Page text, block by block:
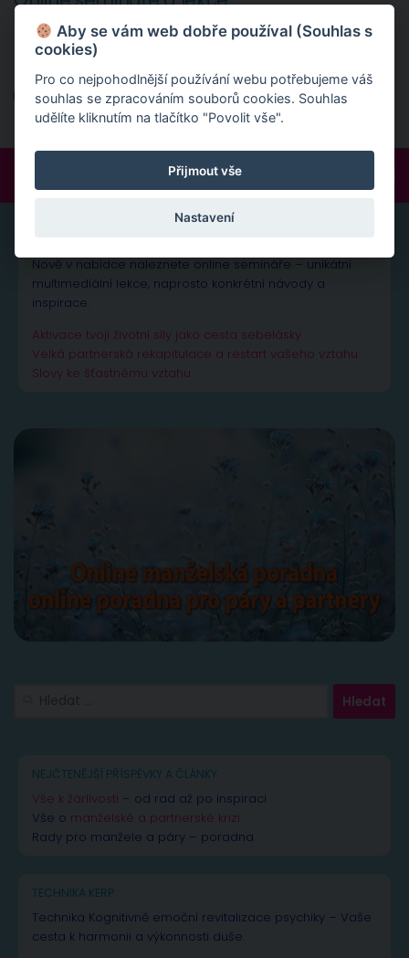
Nově v nabídce naleznete online semináře - unikátní
multimediální lekce.
Online semináře
Nově v nabídce naleznete online semináře – unikátní
multimediální lekce, naprosto konkrétní návody a
inspirace.
Aktivace tvojí životní síly jako cesta sebelásky
Velká partnerská rekapitulace a restart vašeho vztahu
Slovy ke šťastnému vztahu
NEJČTENĚJŠÍ PŘÍSPĚVKY A ČLÁNKY
Vše k žárlivosti – od rad až po inspiraci
Vše o manželské a partnerské krizi
Rady pro manžele a páry – poradna
TECHNIKA KERP
Technika Kognitivně emoční revitalizace psychiky – Vaše
cesta k harmonii a výkonnosti duše.
Aby se vám web dobře používal (Souhlas s
cookies)
Pro co nejpohodlnější používání webu potřebujeme váš
souhlas se zpracováním souborů cookies. Souhlas
udělíte kliknutím na tlačítko "Povolit vše".
Přijmout vše
Nastavení